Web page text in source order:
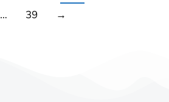
…
39 →